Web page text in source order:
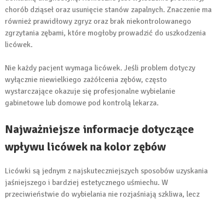
chorób dziąseł oraz usunięcie stanów zapalnych. Znaczenie ma
również prawidłowy zgryz oraz brak niekontrolowanego
zgrzytania zębami, które mogłoby prowadzić do uszkodzenia
licówek.
Nie każdy pacjent wymaga licówek. Jeśli problem dotyczy
wyłącznie niewielkiego zażółcenia zębów, często
wystarczające okazuje się profesjonalne wybielanie
gabinetowe lub domowe pod kontrolą lekarza.
Najważniejsze informacje dotyczące
wpływu licówek na kolor zębów
Licówki są jednym z najskuteczniejszych sposobów uzyskania
jaśniejszego i bardziej estetycznego uśmiechu. W
przeciwieństwie do wybielania nie rozjaśniają szkliwa, lecz